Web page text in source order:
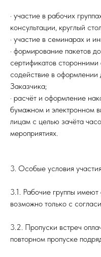
· участие в рабочих
консультации, круглый
· участие в семинарах и
· формирование пакетов
сертификатов
содействие в
Заказчика;
· расчёт и оформление
бумажном и электронном
лицам с целью зачёта
мероприятиях.
3. Особые условия участия
3.1. Рабочие группы
возможно только с
3.2. Пропуски встреч
повторном пропуске